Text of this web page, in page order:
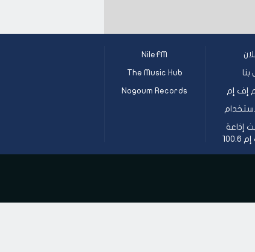
بنا
إف إم
إذاعة
NileFM
The Music Hub
Nogoum Records